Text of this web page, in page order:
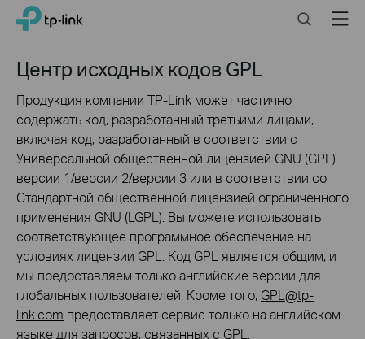
Click
navigation
TP-Link, Reliably Smart SearchMenu
Центр исходных кодов GPL
Продукция компании TP-Link может частично
содержать код, разработанный третьими лицами,
включая код, разработанный в соответствии с
Универсальной общественной лицензией GNU (GPL)
версии 1/версии 2/версии 3 или в соответствии со
Стандартной общественной лицензией ограниченного
применения GNU (LGPL). Вы можете использовать
соответствующее программное обеспечение на
условиях лицензии GPL. Код GPL является общим, и
мы предоставляем только английские версии для
глобальных пользователей. Кроме того, GPL@tp-
link.com предоставляет сервис только на английском
языке для запросов, связанных с GPL.